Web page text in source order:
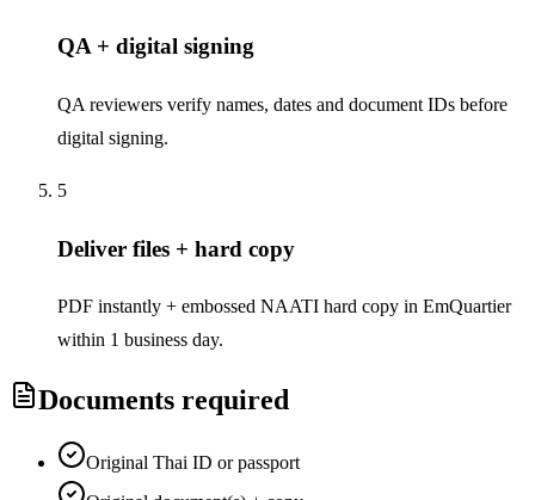
QA + digital signing
QA reviewers verify names, dates and document IDs before
digital signing.
5
Deliver files + hard copy
PDF instantly + embossed NAATI hard copy in EmQuartier
within 1 business day.
Documents required
Original Thai ID or passport